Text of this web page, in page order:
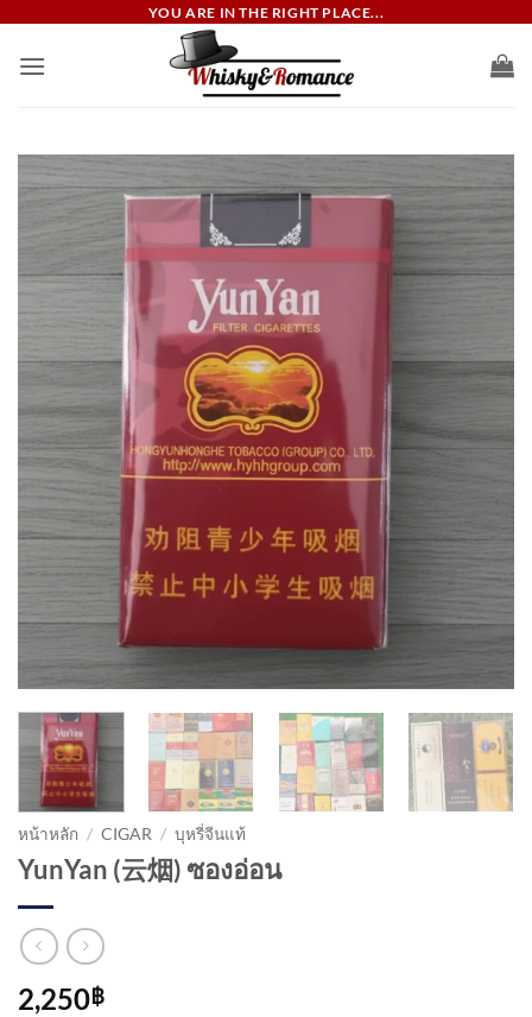
YOU ARE IN THE RIGHT PLACE...
หน้าหลัก / CIGAR / บุหรี่จีนแท้
YunYan (云烟) ซองอ่อน
2,250฿